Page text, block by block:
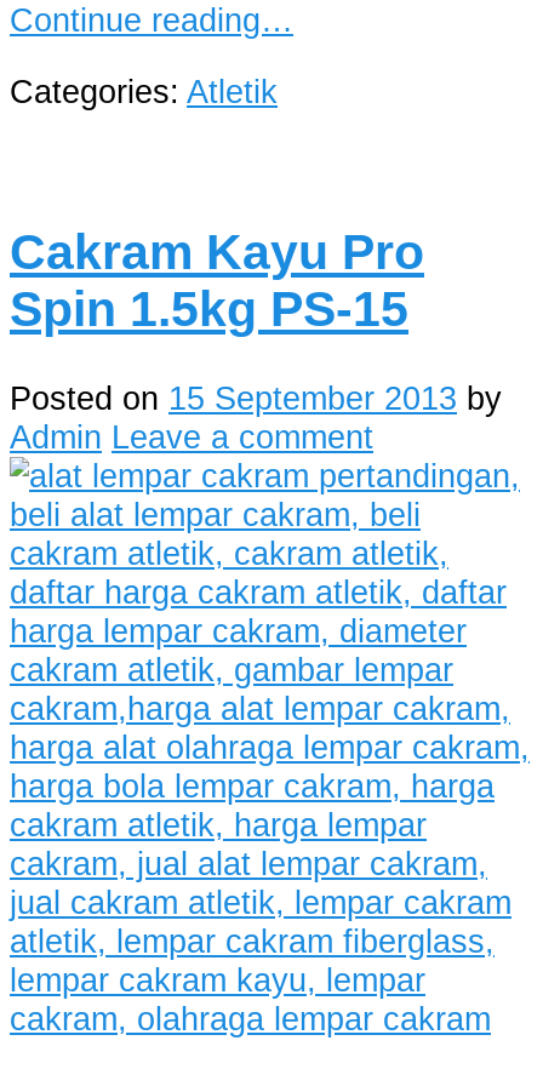
Continue reading…
Categories: Atletik
Cakram Kayu Pro
Spin 1.5kg PS-15
Posted on 15 September 2013 by
Admin Leave a comment